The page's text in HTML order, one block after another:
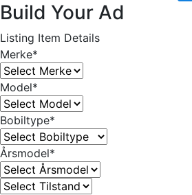
Build Your Ad
Listing Item Details
Merke*
Model*
Bobiltype*
Årsmodel*